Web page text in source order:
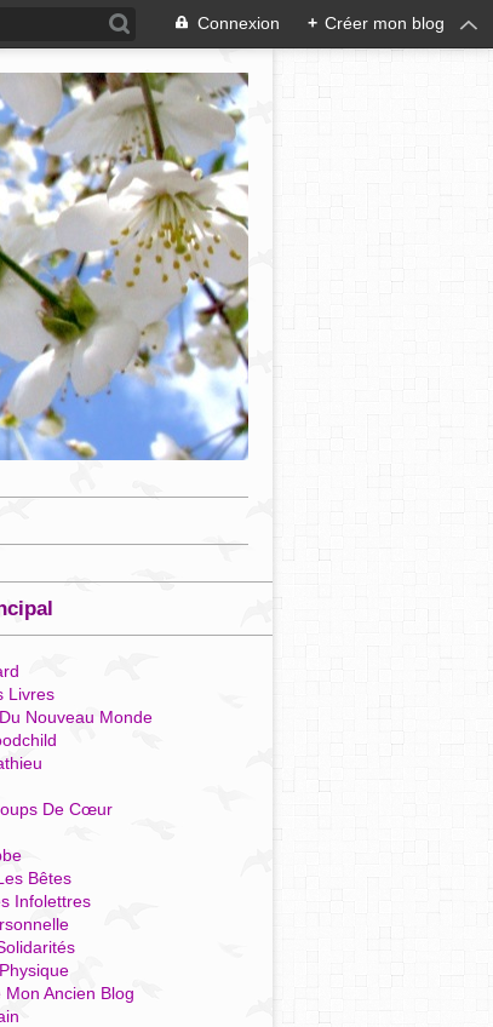
Connexion + Créer mon blog
Livres
Nouveau Monde
De Cœur
Bêtes
Infolettres
Mon Ancien Blog